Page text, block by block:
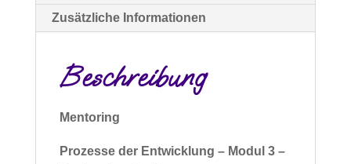
Termine
Menge
Zusätzliche Informationen
Beschreibung
Mentoring
Prozesse der Entwicklung – Modul 3 –